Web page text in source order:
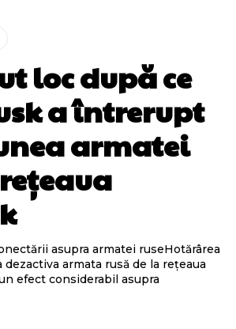
loc după ce
a întrerupt
armatei
asupra armatei ruseHotărârea
dezactiva armata rusă de la rețeaua
efect considerabil asupra